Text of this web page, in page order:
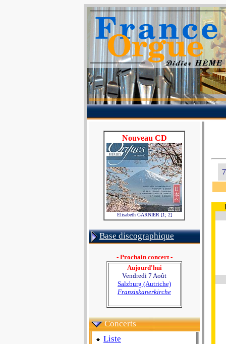
Nouveau CD
Elisabeth GARNIER [1; 2]
Base discographique
- Prochain concert -
Aujourd'hui
Vendredi 7 Août
Salzburg (Autriche)
Franziskanerkirche
Concerts
Liste